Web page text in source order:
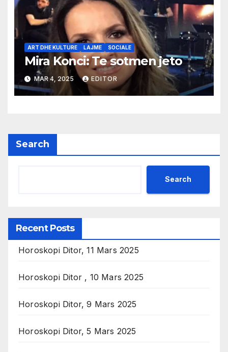
ART DHE KULTURE LAJME SOCIALE
Mira Konci: Te sotmen jeto
MAR 4, 2025 EDITOR
Search
Search
Recent Posts
Horoskopi Ditor, 11 Mars 2025
Horoskopi Ditor , 10 Mars 2025
Horoskopi Ditor, 9 Mars 2025
Horoskopi Ditor, 5 Mars 2025